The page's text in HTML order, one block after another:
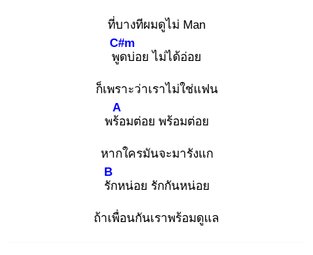
ที่บางทีผมดูไม่ Man
พูด
C#m
บ่อย ไม่ได้อ่อย
ก็เพราะว่าเราไม่ใช่แฟน
พร้อ
A
มต่อย พร้อมต่อย
หากใครมันจะมารังแก
รัก
B
หน่อย รักกันหน่อย
ถ้าเพื่อนกันเราพร้อมดูแล